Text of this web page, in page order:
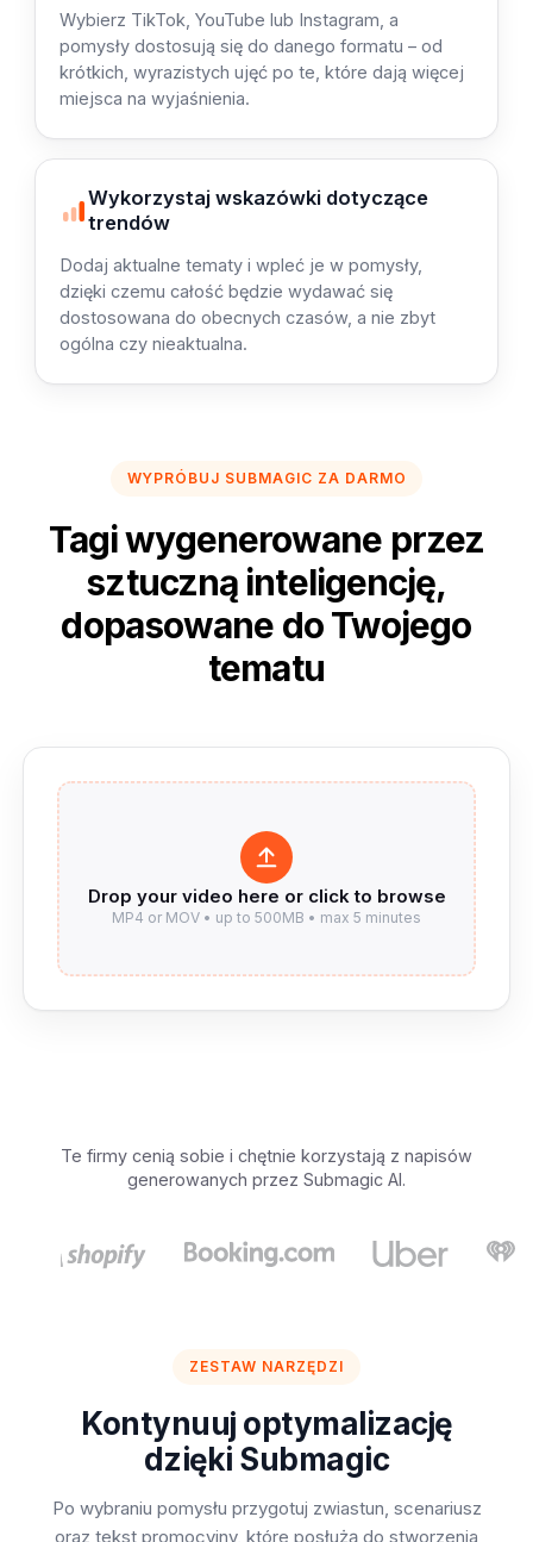
Wybierz TikTok, YouTube lub Instagram, a
pomysły dostosują się do danego formatu – od
krótkich, wyrazistych ujęć po te, które dają więcej
miejsca na wyjaśnienia.
Wykorzystaj wskazówki dotyczące
trendów
Dodaj aktualne tematy i wpleć je w pomysły,
dzięki czemu całość będzie wydawać się
dostosowana do obecnych czasów, a nie zbyt
ogólna czy nieaktualna.
WYPRÓBUJ SUBMAGIC ZA DARMO
Tagi wygenerowane przez
sztuczną inteligencję,
dopasowane do Twojego
tematu
Te firmy cenią sobie i chętnie korzystają z napisów
generowanych przez Submagic AI.
ZESTAW NARZĘDZI
Kontynuuj optymalizację
dzięki Submagic
Po wybraniu pomysłu przygotuj zwiastun, scenariusz
oraz tekst promocyjny, które posłużą do stworzenia